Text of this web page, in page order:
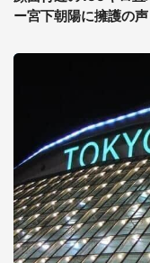
ー宮下朝陽に擁護の